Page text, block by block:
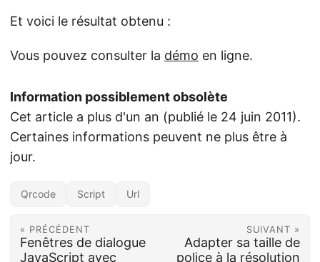
Et voici le résultat obtenu :
Vous pouvez consulter la démo en ligne.
Information possiblement obsolète
Cet article a plus d'un an (publié le 24 juin 2011).
Certaines informations peuvent ne plus être à
jour.
Qrcode Script Url
« PRÉCÉDENT
Fenêtres de dialogue
JavaScript avec
SUIVANT »
Adapter sa taille de
police à la résolution